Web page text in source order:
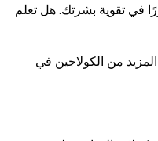
في تقوية بشرتك. هل تعلم
من الكولاجين في